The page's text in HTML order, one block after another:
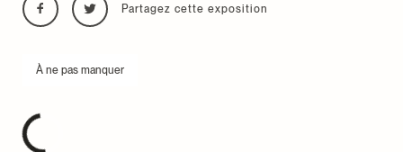
Partagez cette exposition
À ne pas manquer